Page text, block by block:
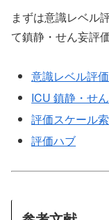
まずは意識レベル
て鎮静・せん妄評
意識レベル評
ICU 鎮静・せ
評価スケール
評価ハブ